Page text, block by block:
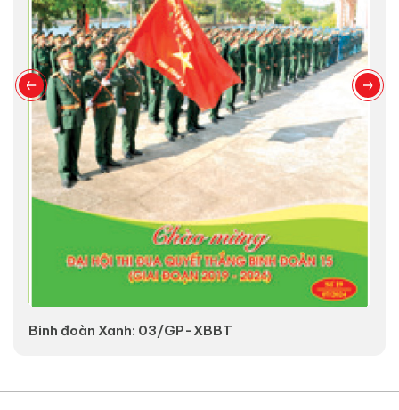
Binh đoàn Xanh: 03/GP-XBBT